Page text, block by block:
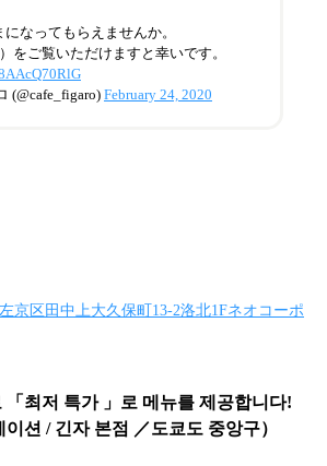
なってもらえませんか。
をご覧いただけますと幸いです。
(@cafe_figaro) February 24, 2020
京区田中上大久保町13-2洛北1Fネオコーポ
최저 특가 」로 메뉴를 제공합니다!
션 / 긴자 본점 ／도쿄도 중앙구）